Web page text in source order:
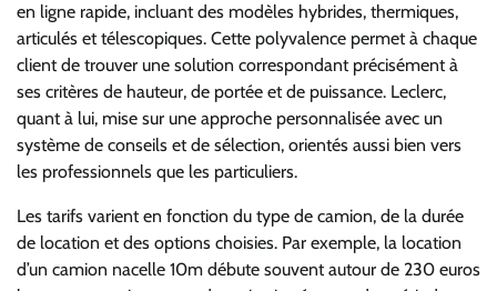
en ligne rapide, incluant des modèles hybrides, thermiques,
articulés et télescopiques. Cette polyvalence permet à chaque
client de trouver une solution correspondant précisément à
ses critères de hauteur, de portée et de puissance. Leclerc,
quant à lui, mise sur une approche personnalisée avec un
système de conseils et de sélection, orientés aussi bien vers
les professionnels que les particuliers.
Les tarifs varient en fonction du type de camion, de la durée
de location et des options choisies. Par exemple, la location
d’un camion nacelle 10m débute souvent autour de 230 euros